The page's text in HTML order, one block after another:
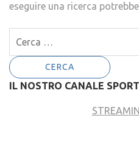
eseguire una ricerca
per:
IL NOSTRO CANALE